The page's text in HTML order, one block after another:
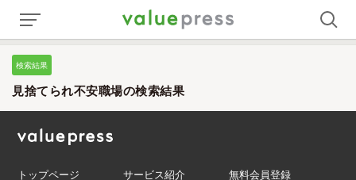
検索結果
見捨てられ不安職場の検索結果
トップページ サービス紹介
無料会員登録